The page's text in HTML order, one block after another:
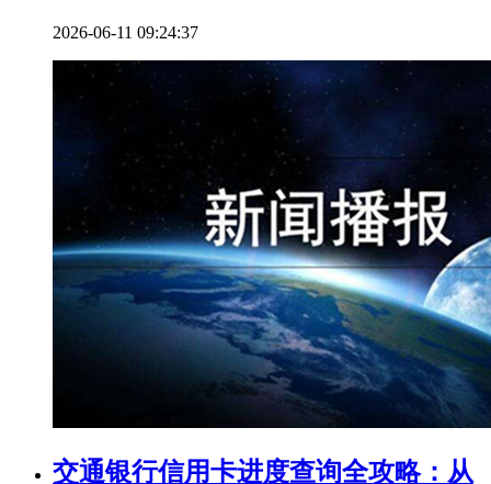
2026-06-11 09:24:37
交通银行信用卡进度查询全攻略：从